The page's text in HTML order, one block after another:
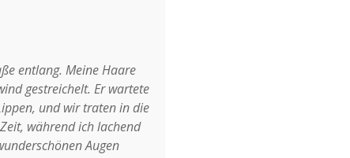
entlang. Meine Haare
gestreichelt. Er wartete
und wir traten in die
während ich lachend
Augen